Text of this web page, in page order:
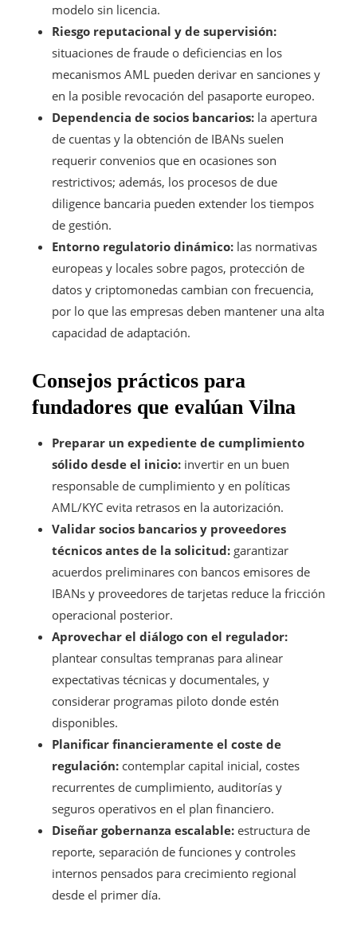
modelo sin licencia.
Riesgo reputacional y de supervisión:
situaciones de fraude o deficiencias en los
mecanismos AML pueden derivar en sanciones y
en la posible revocación del pasaporte europeo.
Dependencia de socios bancarios: la apertura
de cuentas y la obtención de IBANs suelen
requerir convenios que en ocasiones son
restrictivos; además, los procesos de due
diligence bancaria pueden extender los tiempos
de gestión.
Entorno regulatorio dinámico: las normativas
europeas y locales sobre pagos, protección de
datos y criptomonedas cambian con frecuencia,
por lo que las empresas deben mantener una alta
capacidad de adaptación.
Consejos prácticos para
fundadores que evalúan Vilna
Preparar un expediente de cumplimiento
sólido desde el inicio: invertir en un buen
responsable de cumplimiento y en políticas
AML/KYC evita retrasos en la autorización.
Validar socios bancarios y proveedores
técnicos antes de la solicitud: garantizar
acuerdos preliminares con bancos emisores de
IBANs y proveedores de tarjetas reduce la fricción
operacional posterior.
Aprovechar el diálogo con el regulador:
plantear consultas tempranas para alinear
expectativas técnicas y documentales, y
considerar programas piloto donde estén
disponibles.
Planificar financieramente el coste de
regulación: contemplar capital inicial, costes
recurrentes de cumplimiento, auditorías y
seguros operativos en el plan financiero.
Diseñar gobernanza escalable: estructura de
reporte, separación de funciones y controles
internos pensados para crecimiento regional
desde el primer día.